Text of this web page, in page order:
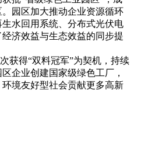
园区加大推动企业资源循环
水回用系统、分布式光伏电
济效益与生态效益的同步提
获得“双料冠军”为契机，持续
企业创建国家级绿色工厂，
境友好型社会贡献更多高新